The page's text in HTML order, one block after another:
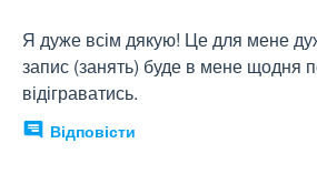
Я дуже всім дякую! Це для мене
запис (занять) буде в мене щодня
відіграватись.
Відповісти